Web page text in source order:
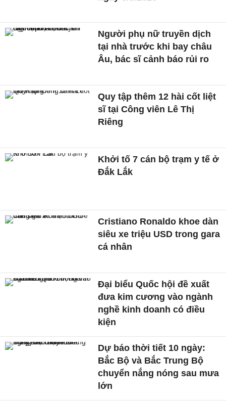
Người phụ nữ truyền dịch
tại nhà trước khi bay châu
Âu, bác sĩ cảnh báo rủi ro
Quy tập thêm 12 hài cốt liệt
sĩ tại Công viên Lê Thị
Riêng
Khởi tố 7 cán bộ trạm y tế ở
Đắk Lắk
Cristiano Ronaldo khoe dàn
siêu xe triệu USD trong gara
cá nhân
Đại biểu Quốc hội đề xuất
đưa kim cương vào ngành
nghề kinh doanh có điều
kiện
Dự báo thời tiết 10 ngày:
Bắc Bộ và Bắc Trung Bộ
chuyển nắng nóng sau mưa
lớn